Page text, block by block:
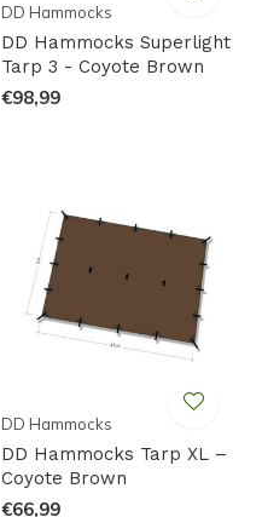
DD Hammocks
DD Hammocks Superlight
Tarp 3 - Coyote Brown
€98,99
DD Hammocks
DD Hammocks Tarp XL –
Coyote Brown
€66,99